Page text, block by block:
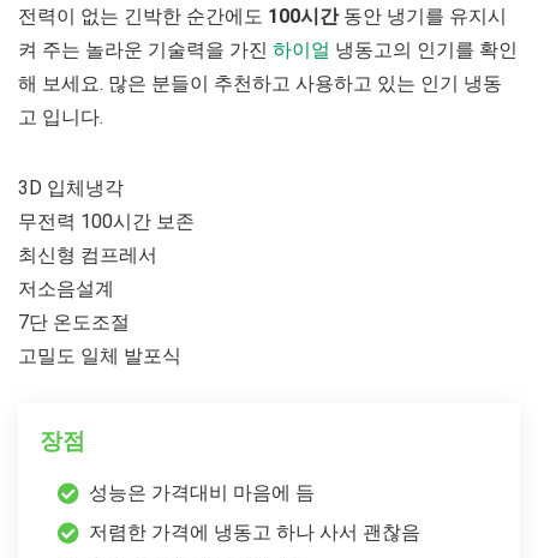
전력이 없는 긴박한 순간에도 100시간동안 냉기를 유지시
켜 주는 놀라운 기술력을 가진 하이얼 냉동고의 인기를 확인
해 보세요. 많은 분들이 추천하고 사용하고 있는 인기 냉동
고 입니다.
3D 입체냉각
무전력 100시간 보존
최신형 컴프레서
저소음설계
7단 온도조절
고밀도 일체 발포식
장점
성능은 가격대비 마음에 듬
저렴한 가격에 냉동고 하나 사서 괜찮음